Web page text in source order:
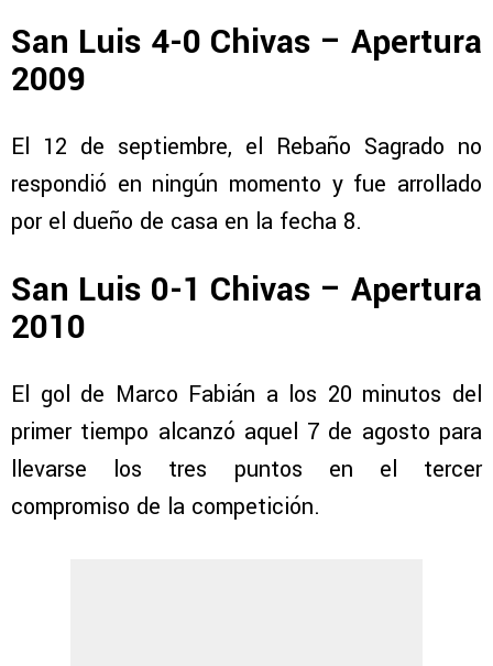
San Luis 4-0 Chivas – Apertura
2009
El 12 de septiembre, el Rebaño Sagrado no
respondió en ningún momento y fue arrollado
por el dueño de casa en la fecha 8.
San Luis 0-1 Chivas – Apertura
2010
El gol de Marco Fabián a los 20 minutos del
primer tiempo alcanzó aquel 7 de agosto para
llevarse los tres puntos en el tercer
compromiso de la competición.